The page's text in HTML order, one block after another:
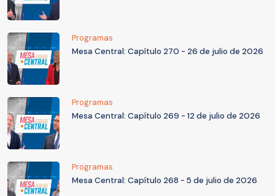
Programas
Mesa Central: Capítulo 270 - 26 de julio de 2026
Programas
Mesa Central: Capítulo 269 - 12 de julio de 2026
Programas
Mesa Central: Capítulo 268 - 5 de julio de 2026